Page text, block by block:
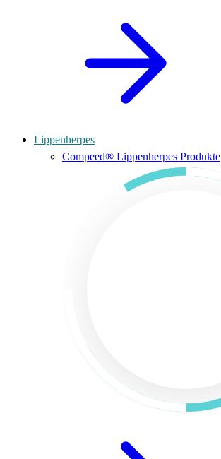
Lippenherpes
Compeed® Lippenherpes Produkte